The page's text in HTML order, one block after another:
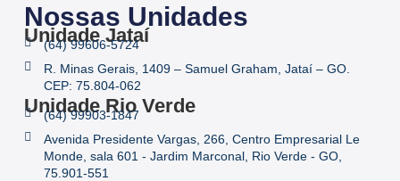
Nossas Unidades
Unidade Jataí
(64) 99606-5724
R. Minas Gerais, 1409 – Samuel Graham, Jataí – GO.
CEP: 75.804-062
Unidade Rio Verde
(64) 99903-1847
Avenida Presidente Vargas, 266, Centro Empresarial Le
Monde, sala 601 - Jardim Marconal, Rio Verde - GO,
75.901-551